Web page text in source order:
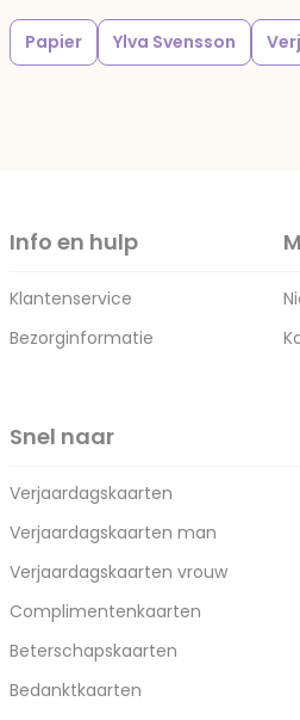
Papier Ylva Svensson
Info en hulp
Klantenservice
Bezorginformatie
Snel naar
Verjaardagskaarten
Verjaardagskaarten man
Verjaardagskaarten vrouw
Complimentenkaarten
Beterschapskaarten
Bedanktkaarten